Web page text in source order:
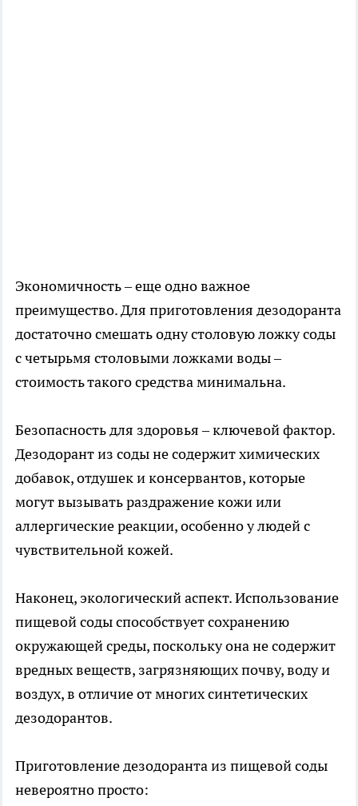
Экономичность – еще одно важное
преимущество. Для приготовления дезодоранта
достаточно смешать одну столовую ложку соды
с четырьмя столовыми ложками воды –
стоимость такого средства минимальна.
Безопасность для здоровья – ключевой фактор.
Дезодорант из соды не содержит химических
добавок, отдушек и консервантов, которые
могут вызывать раздражение кожи или
аллергические реакции, особенно у людей с
чувствительной кожей.
Наконец, экологический аспект. Использование
пищевой соды способствует сохранению
окружающей среды, поскольку она не содержит
вредных веществ, загрязняющих почву, воду и
воздух, в отличие от многих синтетических
дезодорантов.
Приготовление дезодоранта из пищевой соды
невероятно просто: